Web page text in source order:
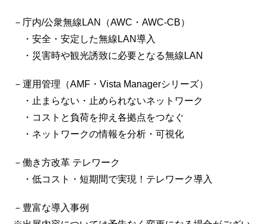
－庁内/公衆無線LAN（AWC・AWC-CB）
・安全・安定した無線LAN導入
・災害時や観光誘致に必要となる無線LAN
－運用管理（AMF・Vista Managerシリーズ）
・止まらない・止められないネットワーク
・コストと負荷を抑え各拠点をつなぐ
・ネットワークの情報を分析・可視化
－働き方改革 テレワーク
・低コスト・短期間で実現！テレワーク導入
－豊富な導入事例